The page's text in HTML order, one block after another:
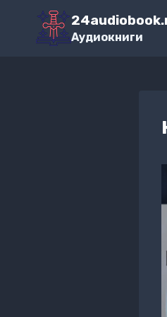
Перейти
содержимомуАудиокниги